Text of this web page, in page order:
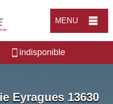
MENU
indisponible
Eyragues 13630